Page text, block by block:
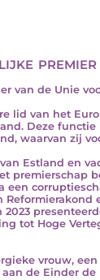
premier
van de Unie
lid van het
Deze
waarvan zij
Estland en
premierschap
een
tot Hoge
vrouw,
de Einder de